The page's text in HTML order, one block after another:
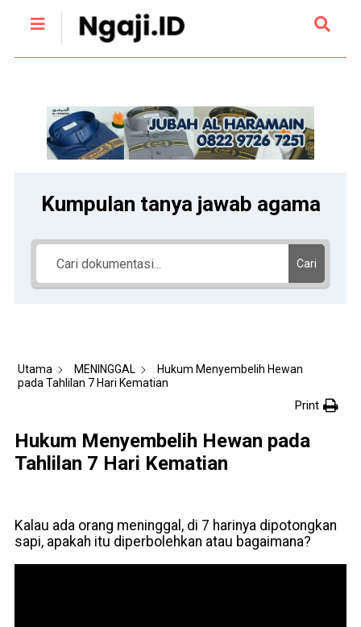
Kumpulan tanya jawab agama
Cari
Utama MENINGGAL
Hukum Menyembelih Hewan
pada Tahlilan 7 Hari Kematian
Print
Hukum Menyembelih Hewan pada
Tahlilan 7 Hari Kematian
Kalau ada orang meninggal, di 7 harinya dipotongkan
sapi, apakah itu diperbolehkan atau bagaimana?